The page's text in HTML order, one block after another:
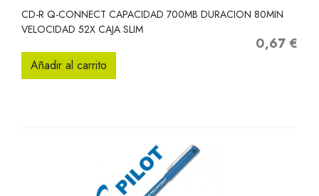
CD-R Q-CONNECT CAPACIDAD 700MB DURACION 80MIN
VELOCIDAD 52X CAJA SLIM
Precio
0,67 €
Añadir al carrito